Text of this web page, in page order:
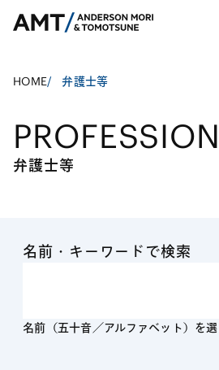
HOME/ 弁護士等
弁護士等
名前・キーワードで検索
名前（五十音／アルファベット）を